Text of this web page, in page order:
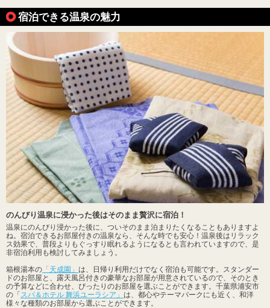
宿泊できる温泉の魅力
のんびり温泉に浸かった後はそのまま贅沢に宿泊！
温泉にのんびり浸かった後に、ついそのまま泊まりたくなることもありますよ
ね。宿泊できるお部屋付きの温泉なら、そんな時でも安心！温泉後はリラック
ス効果で、普段よりもぐっすり眠れるようになるとも言われていますので、是
非宿泊利用も検討してみましょう。
箱根湯本の 「天成園」 は、日帰り利用だけでなく宿泊も可能です。スタンダー
ドのお部屋と、露天風呂付きの豪華なお部屋が用意されているので、そのとき
の予算などに合わせ、ぴったりのお部屋を選ぶことができます。千葉県浦安市
の「スパ＆ホテル 舞浜ユーラシア」 は、都心やテーマパークにも近く、和洋
様々な種類のお部屋から選ぶことができます。